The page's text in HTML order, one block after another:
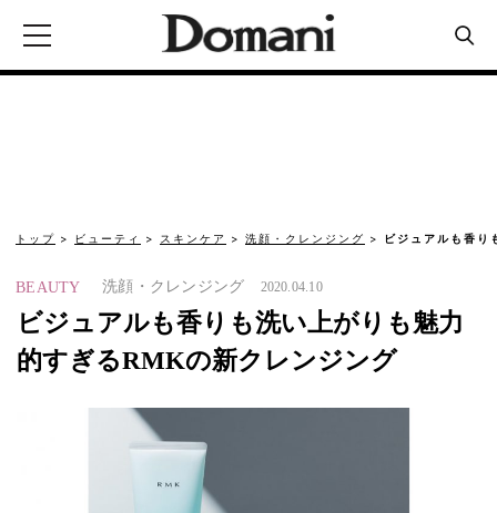
トップ ビューティ スキンケア 洗顔・クレンジング ビジュアルも香
BEAUTY 洗顔・クレンジング 2020.04.10
ビジュアルも香りも洗い上がりも魅力
的すぎるRMKの新クレンジング